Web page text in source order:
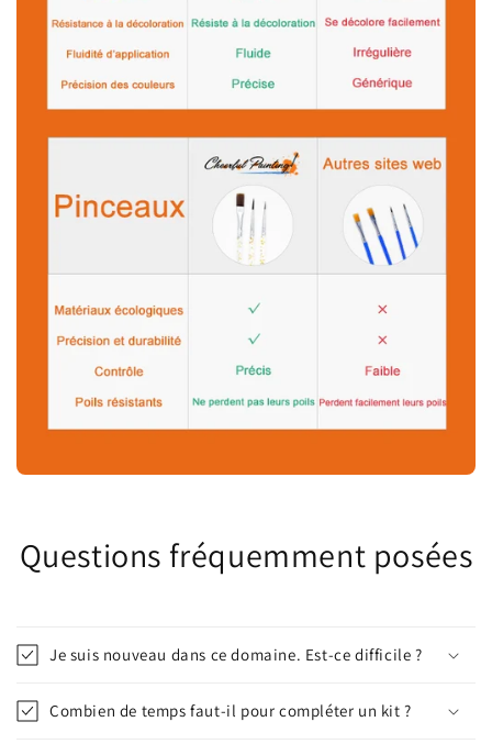
Questions fréquemment posées
Je suis nouveau dans ce domaine. Est-ce difficile ?
Combien de temps faut-il pour compléter un kit ?